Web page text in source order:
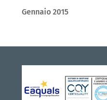
Gennaio 2015